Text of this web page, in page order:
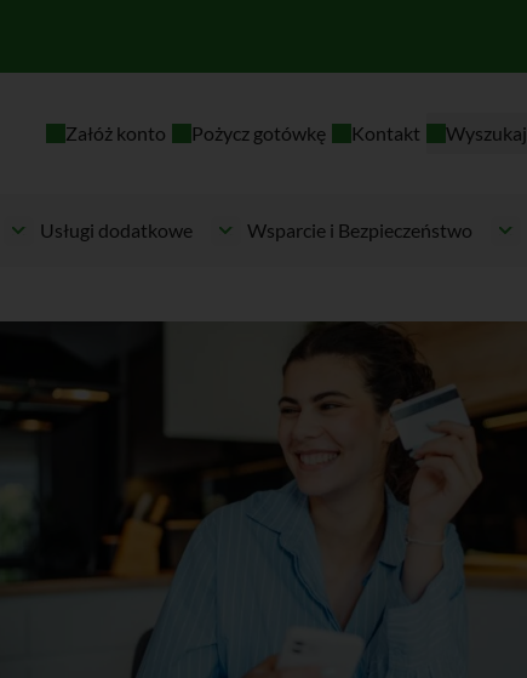
Załóż konto Pożycz gotówkę Kontakt Wyszukaj
Usługi dodatkowe Wsparcie i Bezpieczeństwo